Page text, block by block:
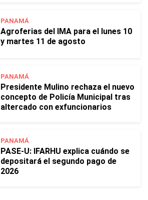
PANAMÁ
Agroferias del IMA para el lunes 10
y martes 11 de agosto
PANAMÁ
Presidente Mulino rechaza el nuevo
concepto de Policía Municipal tras
altercado con exfuncionarios
PANAMÁ
PASE-U: IFARHU explica cuándo se
depositará el segundo pago de
2026